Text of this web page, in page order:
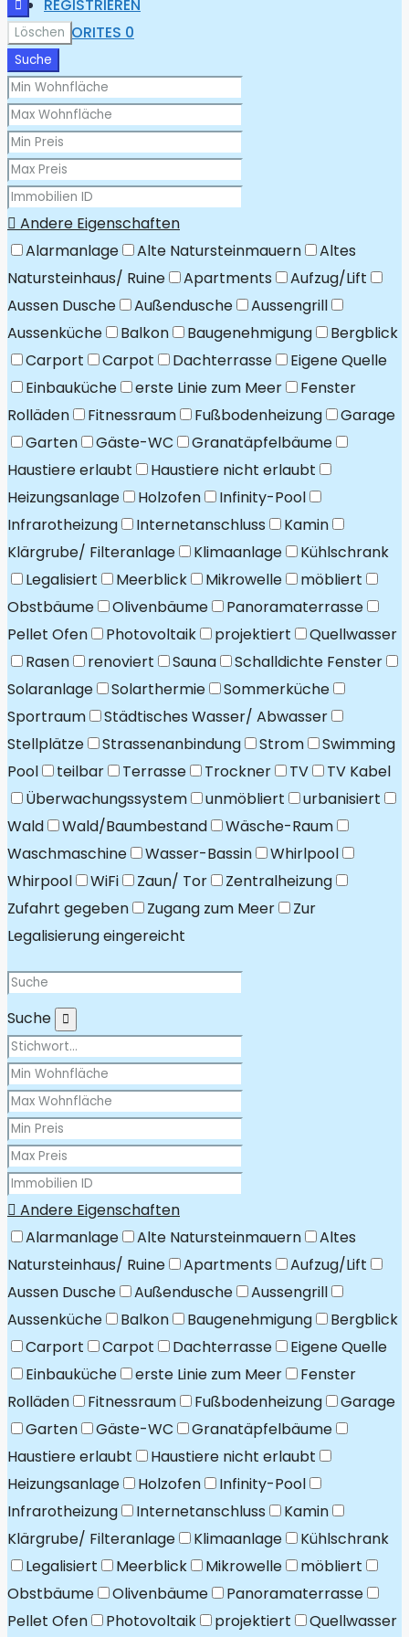
REGISTRIEREN
FAVORITES 0
Löschen
Suche
Andere Eigenschaften
Alarmanlage
Alte Natursteinmauern
Altes
Natursteinhaus/ Ruine
Apartments
Aufzug/Lift
Aussen Dusche
Außendusche
Aussengrill
Aussenküche
Balkon Baugenehmigung
Bergblick
Carport
Carpot Dachterrasse
Eigene Quelle
Einbauküche
erste Linie zum Meer
Fenster
Rolläden
Fitnessraum Fußbodenheizung
Garage
Garten
Gäste-WC
Granatäpfelbäume
Haustiere erlaubt
Haustiere nicht erlaubt
Heizungsanlage
Holzofen
Infinity-Pool
Infrarotheizung
Internetanschluss
Kamin
Klärgrube/ Filteranlage
Klimaanlage
Kühlschrank
Legalisiert
Meerblick Mikrowelle
möbliert
Obstbäume
Olivenbäume
Panoramaterrasse
Pellet Ofen
Photovoltaik projektiert
Quellwasser
Rasen
renoviert Sauna
Schalldichte Fenster
Solaranlage
Solarthermie
Sommerküche
Sportraum
Städtisches Wasser/ Abwasser
Stellplätze
Strassenanbindung Strom
Swimming
Pool
teilbar Terrasse Trockner TV
TV Kabel
Überwachungssystem
unmöbliert
urbanisiert
Wald
Wald/Baumbestand
Wäsche-Raum
Waschmaschine
Wasser-Bassin
Whirlpool
Whirpool
WiFi Zaun/ Tor
Zentralheizung
Zufahrt gegeben
Zugang zum Meer
Zur
Legalisierung eingereicht
Suche
Andere Eigenschaften
Alarmanlage
Alte Natursteinmauern
Altes
Natursteinhaus/ Ruine
Apartments
Aufzug/Lift
Aussen Dusche
Außendusche
Aussengrill
Aussenküche
Balkon Baugenehmigung
Bergblick
Carport
Carpot Dachterrasse
Eigene Quelle
Einbauküche
erste Linie zum Meer
Fenster
Rolläden
Fitnessraum Fußbodenheizung
Garage
Garten
Gäste-WC
Granatäpfelbäume
Haustiere erlaubt
Haustiere nicht erlaubt
Heizungsanlage
Holzofen
Infinity-Pool
Infrarotheizung
Internetanschluss
Kamin
Klärgrube/ Filteranlage
Klimaanlage
Kühlschrank
Legalisiert
Meerblick Mikrowelle
möbliert
Obstbäume
Olivenbäume
Panoramaterrasse
Pellet Ofen
Photovoltaik projektiert Quellwasser